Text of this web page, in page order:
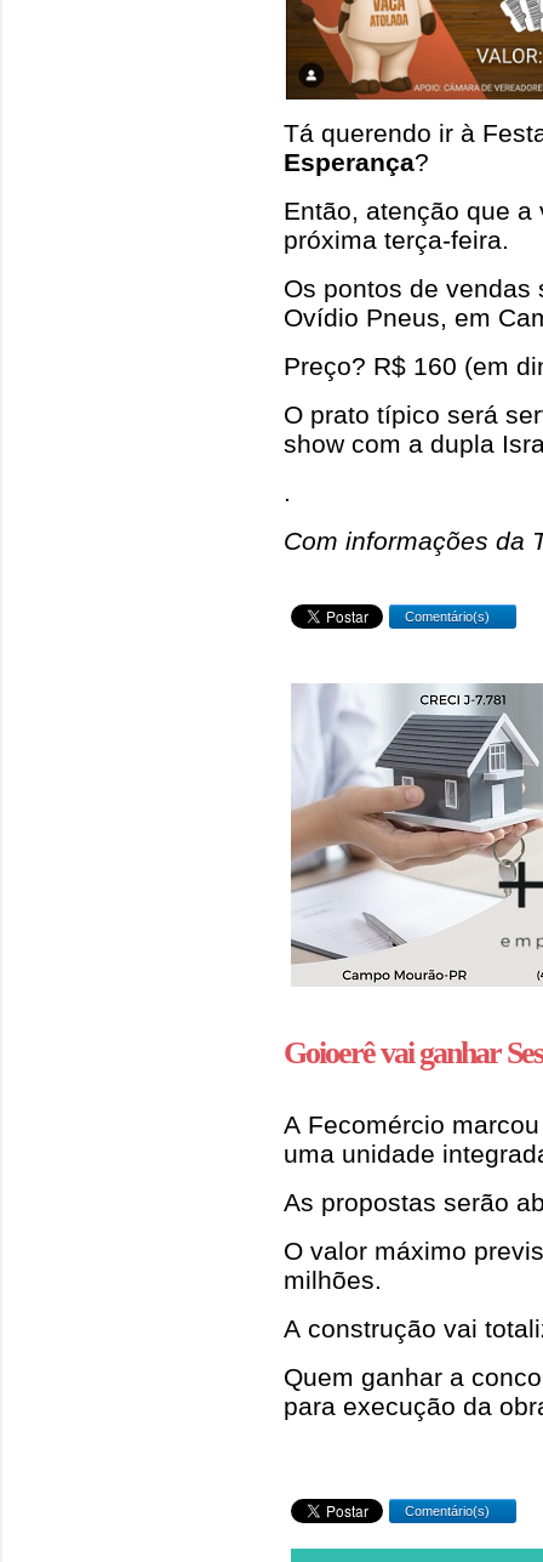
Tá querendo ir à
Esperança?
Então, atenção que
próxima terça-feira.
Os pontos de vendas
Ovídio Pneus, em
Preço? R$ 160 (em
O prato típico será
show com a dupla
.
Com informações da
Comentário(s)
Goioerê vai ganhar
A Fecomércio
uma unidade
As propostas serão
O valor máximo
milhões.
A construção vai
Quem ganhar a
para execução da
Comentário(s)